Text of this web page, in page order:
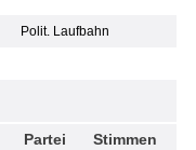
Polit. Laufbahn
Partei
Stimmen